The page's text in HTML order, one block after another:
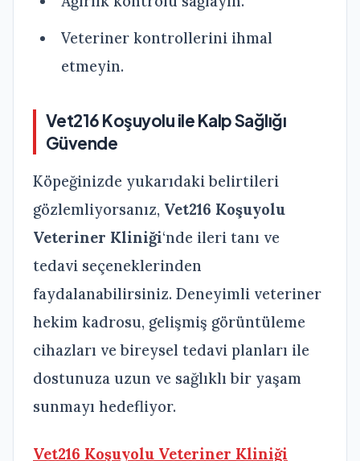
Veteriner kontrollerini ihmal
etmeyin.
Vet216 Koşuyolu ile Kalp Sağlığı
Güvende
Köpeğinizde yukarıdaki belirtileri
gözlemliyorsanız, Vet216 Koşuyolu
Veteriner Kliniği‘nde ileri tanı ve
tedavi seçeneklerinden
faydalanabilirsiniz. Deneyimli veteriner
hekim kadrosu, gelişmiş görüntüleme
cihazları ve bireysel tedavi planları ile
dostunuza uzun ve sağlıklı bir yaşam
sunmayı hedefliyor.
Vet216 Koşuyolu Veteriner Kliniği